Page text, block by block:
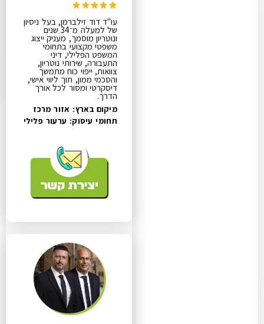
עו"ד דוד זילברמן, בעל ניסיון
של למעלה מ־34 שנים
ונוטריון מוסמך, מעניק ייצוג
משפטי מקצועי בתחומי
המשפט הפלילי, דיני
התעבורה, שירותי נוטריון,
צוואות, ייפוי כוח מתמשך
והסכמי ממון, תוך ליווי אישי,
דיסקרטי ומסור לכל אורך
הדרך.
מיקום בארץ: אזור מרכז
תחומי עיסוק: ערעור פלילי